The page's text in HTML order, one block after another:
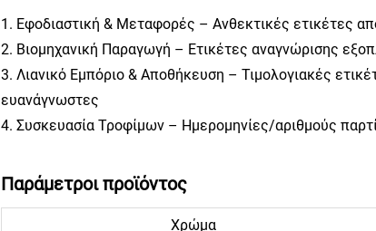
1. Εφοδιαστική & Μεταφορές – Ανθεκτικές ετικέτες
2. Βιομηχανική Παραγωγή – Ετικέτες αναγνώρισης
3. Λιανικό Εμπόριο & Αποθήκευση – Τιμολογιακές
ευανάγνωστες
4. Συσκευασία Τροφίμων – Ημερομηνίες/αριθμούς
Παράμετροι προϊόντος
Χρώμα